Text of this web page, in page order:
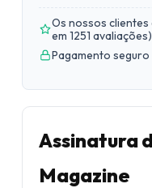
Os nossos clientes
em 1251 avaliações)
Pagamento seguro
Assinatura
Magazine